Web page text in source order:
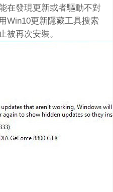
在發現更新或者驅動不對
Win10更新隱藏工具搜索
被再次安裝。